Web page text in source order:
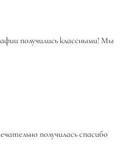
получились классными! Мы
получилась спасибо